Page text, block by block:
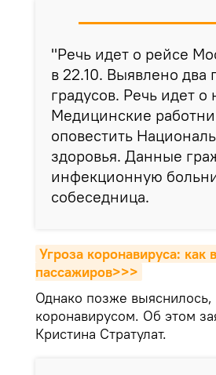
"Речь идет о рейсе
в 22.10. Выявлено
градусов. Речь идет
Медицинские
оповестить
здоровья. Данные
инфекционную
собеседница.
Угроза коронавируса:
пассажиров>>>
Однако позже
коронавирусом. Об этом
Кристина Стратулат.